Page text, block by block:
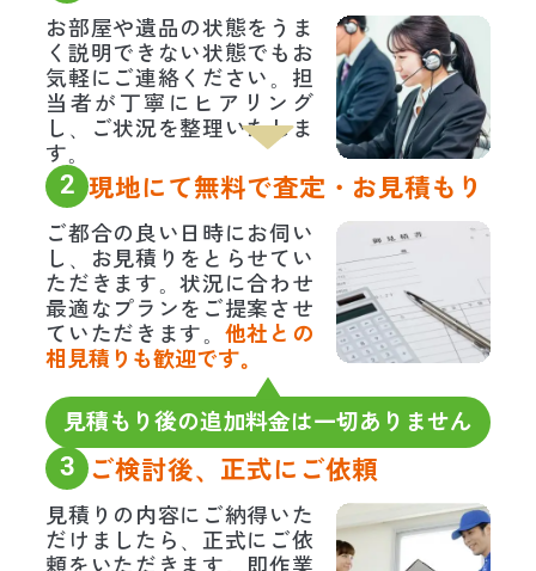
お部屋や遺品の状態をうま
く説明できない状態でもお
気軽にご連絡ください。担
当者が丁寧にヒアリング
し、ご状況を整理いたしま
す。
2 現地にて無料で査定・お見積もり
ご都合の良い日時にお伺い
し、お見積りをとらせてい
ただきます。状況に合わせ
最適なプランをご提案させ
ていただきます。 他社との
相見積りも歓迎です。
見積もり後の追加料金は一切ありません
3 ご検討後、正式にご依頼
見積りの内容にご納得いた
だけましたら、正式にご依
頼をいただきます。即作業